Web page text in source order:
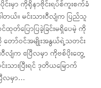
းမှာ ကိုရိုနာဗိုင်းရပ်စ်ကူးစက်ခံ
။ မင်းသားဝီလျံက ပြည်သူ
တ်ပြောပြခဲ့ခြင်းမရှိပေမဲ့ ကို
ော်ဝင်အမျိုးအနွယ်ရဲ့သတင်း
ဝီလျံက ဧပြီလမှာ ကိုဗစ်ပိုးတွေ့
သားပြီးရင် ဒုတိယမြောက်
လမှာ…